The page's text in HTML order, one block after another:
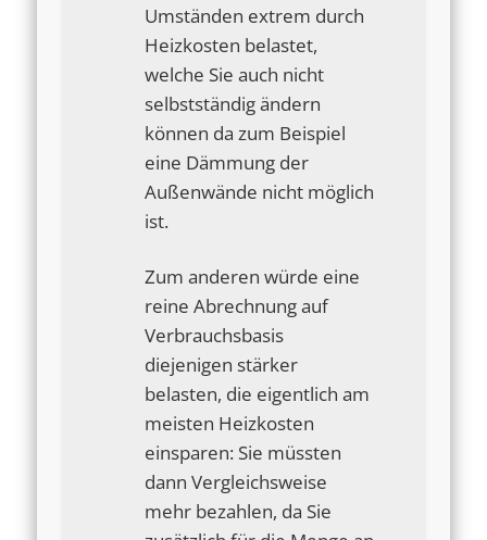
Umständen extrem durch
Heizkosten belastet,
welche Sie auch nicht
selbstständig ändern
können da zum Beispiel
eine Dämmung der
Außenwände nicht möglich
ist.
Zum anderen würde eine
reine Abrechnung auf
Verbrauchsbasis
diejenigen stärker
belasten, die eigentlich am
meisten Heizkosten
einsparen: Sie müssten
dann Vergleichsweise
mehr bezahlen, da Sie